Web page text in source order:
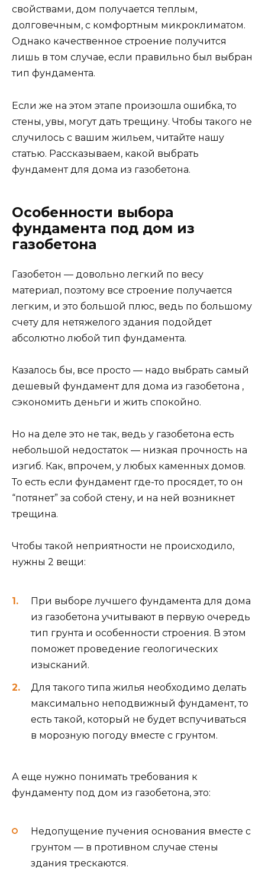
свойствами, дом получается теплым,
долговечным, с комфортным микроклиматом.
Однако качественное строение получится
лишь в том случае, если правильно был выбран
тип фундамента.
Если же на этом этапе произошла ошибка, то
стены, увы, могут дать трещину. Чтобы такого не
случилось с вашим жильем, читайте нашу
статью. Рассказываем, какой выбрать
фундамент для дома из газобетона.
Особенности выбора
фундамента под дом из
газобетона
Газобетон — довольно легкий по весу
материал, поэтому все строение получается
легким, и это большой плюс, ведь по большому
счету для нетяжелого здания подойдет
абсолютно любой тип фундамента.
Казалось бы, все просто — надо выбрать самый
дешевый фундамент для дома из газобетона ,
сэкономить деньги и жить спокойно.
Но на деле это не так, ведь у газобетона есть
небольшой недостаток — низкая прочность на
изгиб. Как, впрочем, у любых каменных домов.
То есть если фундамент где-то просядет, то он
“потянет” за собой стену, и на ней возникнет
трещина.
Чтобы такой неприятности не происходило,
нужны 2 вещи:
При выборе лучшего фундамента для дома
из газобетона учитывают в первую очередь
тип грунта и особенности строения. В этом
поможет проведение геологических
изысканий.
Для такого типа жилья необходимо делать
максимально неподвижный фундамент, то
есть такой, который не будет вспучиваться
в морозную погоду вместе с грунтом.
А еще нужно понимать требования к
фундаменту под дом из газобетона, это:
Недопущение пучения основания вместе с
грунтом — в противном случае стены
здания трескаются.